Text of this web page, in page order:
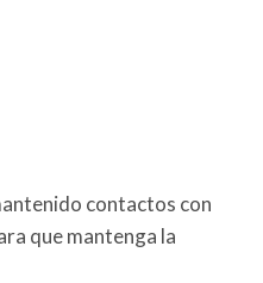
contactos con
que mantenga la